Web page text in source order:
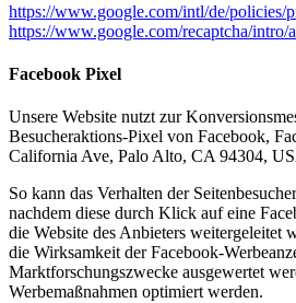
https://www.google.com/intl/de/policies/
https://www.google.com/recaptcha/intro/
Facebook Pixel
Unsere Website nutzt zur
Besucheraktions-Pixel von Facebook,
California Ave, Palo Alto, CA 94304,
So kann das Verhalten der
nachdem diese durch Klick auf eine
die Website des Anbieters weitergeleitet
die Wirksamkeit der Facebook-
Marktforschungszwecke ausgewertet
Werbemaßnahmen optimiert werden.